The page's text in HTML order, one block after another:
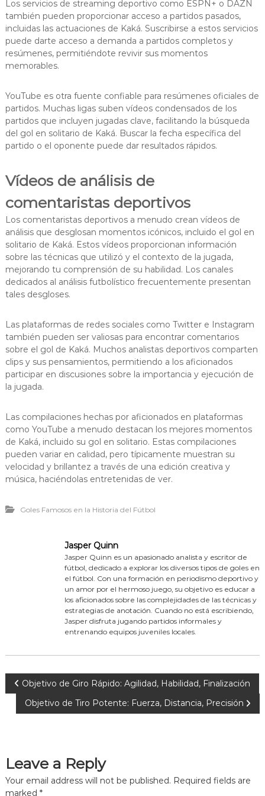
Los servicios de streaming deportivo como ESPN+ o DAZN
también pueden proporcionar acceso a partidos pasados,
incluidas las actuaciones de Kaká. Suscribirse a estos servicios
puede darte acceso a demanda a partidos completos y
resúmenes, permitiéndote revivir sus momentos
memorables.
YouTube es otra fuente confiable para resúmenes oficiales de
partidos. Muchas ligas suben vídeos condensados de los
partidos que incluyen jugadas clave, facilitando la búsqueda
del gol en solitario de Kaká. Buscar la fecha específica del
partido o el oponente puede dar resultados rápidos.
Vídeos de análisis de
comentaristas deportivos
Los comentaristas deportivos a menudo crean vídeos de
análisis que desglosan momentos icónicos, incluido el gol en
solitario de Kaká. Estos vídeos proporcionan información
sobre las técnicas que utilizó y el contexto de la jugada,
mejorando tu comprensión de su habilidad. Los canales
dedicados al análisis futbolístico frecuentemente presentan
tales desgloses.
Las plataformas de redes sociales como Twitter e Instagram
también pueden ser valiosas para encontrar comentarios
sobre el gol de Kaká. Muchos analistas deportivos comparten
clips y sus pensamientos, permitiendo a los aficionados
participar en discusiones sobre la importancia y ejecución de
la jugada.
Las compilaciones hechas por aficionados en plataformas
como YouTube a menudo destacan los mejores momentos
de Kaká, incluido su gol en solitario. Estas compilaciones
pueden variar en calidad, pero típicamente muestran su
velocidad y brillantez a través de una edición creativa y
música, haciéndolas entretenidas de ver.
Goles Famosos en la Historia del Fútbol
Jasper Quinn
Jasper Quinn es un apasionado analista y escritor de
fútbol, dedicado a explorar los diversos tipos de goles en
el fútbol. Con una formación en periodismo deportivo y
un amor por el hermoso juego, su objetivo es educar a
los aficionados sobre las complejidades de las técnicas y
estrategias de anotación. Cuando no está escribiendo,
Jasper disfruta jugando partidos informales y
entrenando equipos juveniles locales.
P
t
Objetivo de Giro Rápido: Agilidad, Habilidad, Finalización
Objetivo de Tiro Potente: Fuerza, Distancia, Precisión
Leave a Reply
Your email address will not be published. Required fields are
marked *